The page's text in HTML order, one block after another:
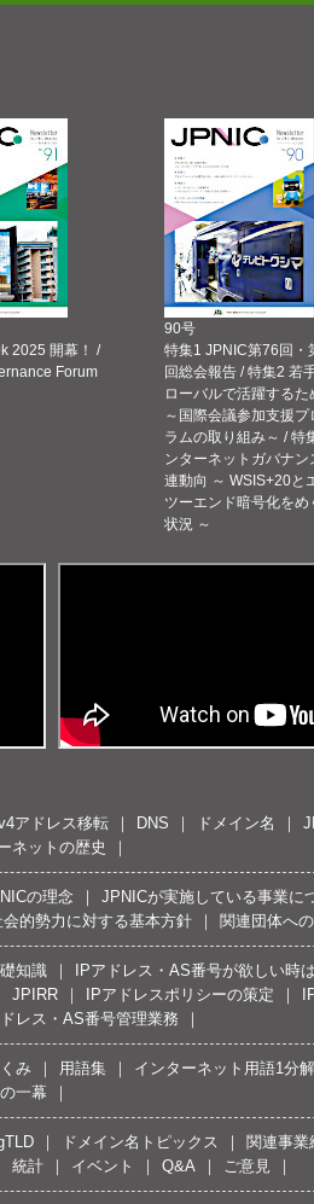
2025 開幕！ /
Forum
90号
特集1 JPNIC第76回・
回総会報告 / 特集2 若
ローバルで活躍するた
～国際会議参加支援プ
ラムの取り組み～ / 特
ンターネットガバナン
連動向 ～ WSIS+20と
ツーエンド暗号化をめ
状況 ～
アドレス移転 DNS ドメイン名
ネットの歴史
の理念 JPNICが実施している事業に
会的勢力に対する基本方針 関連団体へ
知識 IPアドレス・AS番号が欲しい時は
JPIRR IPアドレスポリシーの策定
レス・AS番号管理業務
み 用語集 インターネット用語1分
一幕
ドメイン名トピックス 関連事業
統計 イベント Q&A ご意見